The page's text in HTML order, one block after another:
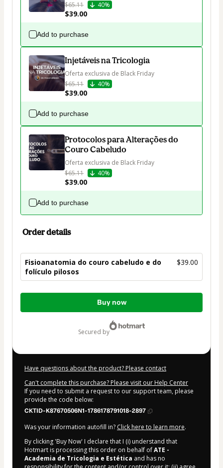
$65.11
40%
$39.00
Add to purchase
Injetáveis na Tricologia
Oferta exclusiva de Black Friday
$65.11
40%
$39.00
Add to purchase
Protocolos para Alterações do
Couro Cabeludo
Oferta exclusiva de Black Friday
$65.11
40%
$39.00
Add to purchase
Order details
Fisioanatomia do couro cabeludo e do
folículo pilosos
$39.00
Total
Buy now
secured by
Have questions about the product? Please contact
Can't complete this purchase? Please visit our Help Center
If you need to submit a request to our support team, please
provide the code below:
CKTID-K87670506N1-1786178791018-2897
Was your information autofill in? Click here to learn more.
By clicking 'Buy Now' I declare that I (i) understand that
Hotmart is processing this order on behalf ofATE -
Academia de Tricologia e Estética and has no